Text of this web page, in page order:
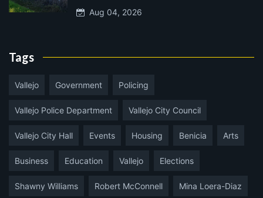
Aug 04, 2026
Tags
Vallejo Government Policing
Vallejo Police Department Vallejo City Council
Vallejo City Hall Events Housing Benicia Arts
Business Education Vallejo Elections
Shawny Williams Robert McConnell Mina Loera-Diaz